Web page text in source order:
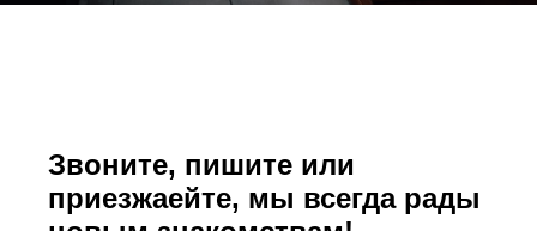
Звоните, пишите или
приезжаейте, мы всегда рады